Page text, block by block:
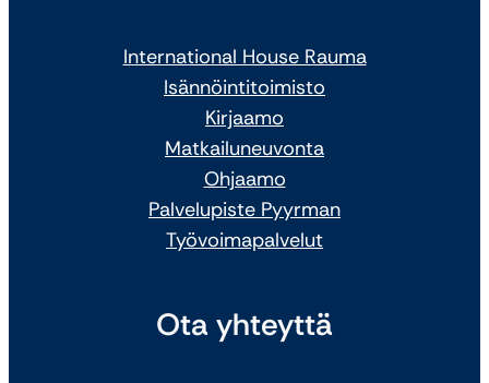
International House Rauma
Isännöintitoimisto
Kirjaamo
Matkailuneuvonta
Ohjaamo
Palvelupiste Pyyrman
Työvoimapalvelut
Ota yhteyttä